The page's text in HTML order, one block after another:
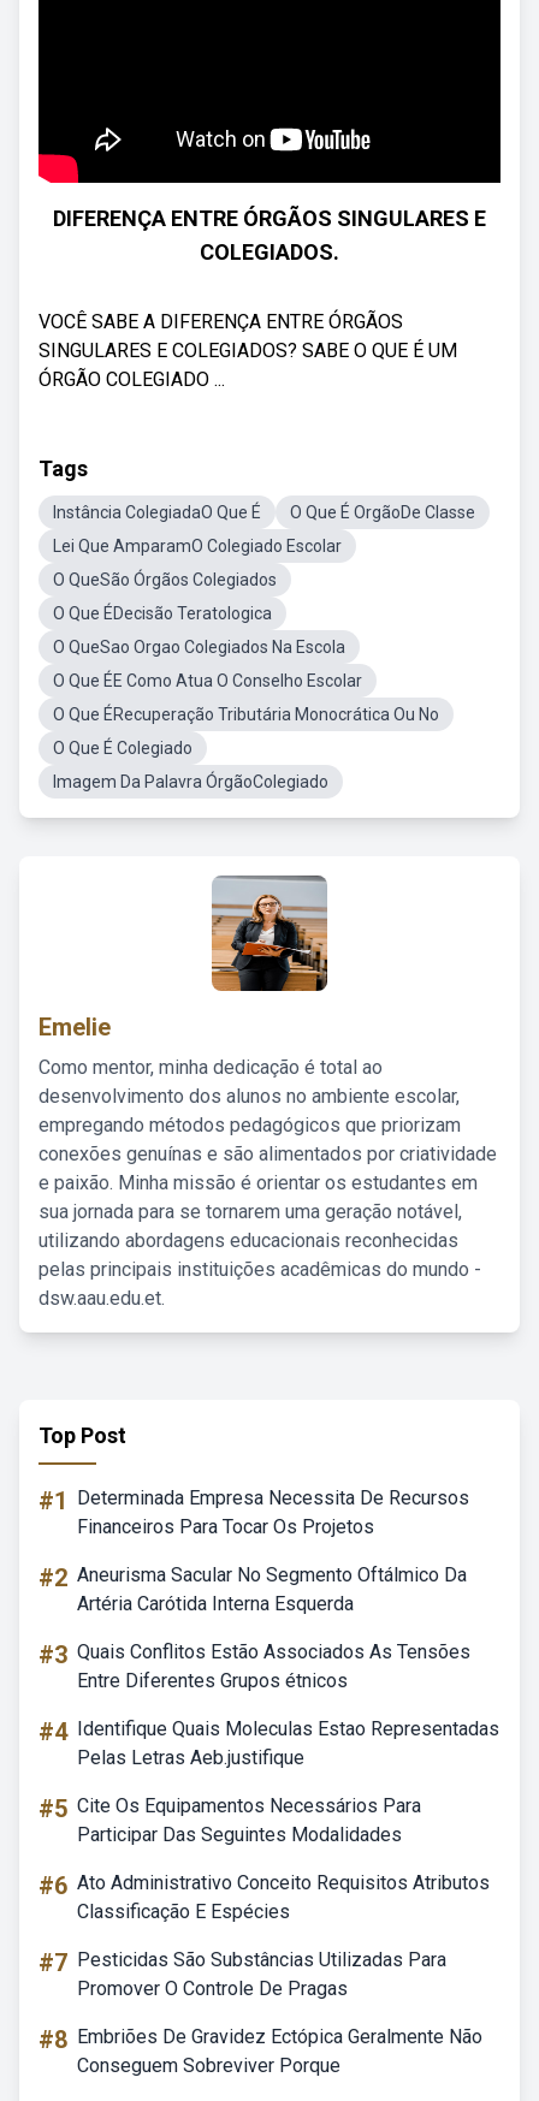
DIFERENÇA ENTRE ÓRGÃOS SINGULARES E
COLEGIADOS.
VOCÊ SABE A DIFERENÇA ENTRE ÓRGÃOS
SINGULARES E COLEGIADOS? SABE O QUE É UM
ÓRGÃO COLEGIADO ...
Tags
Instância ColegiadaO Que É
O Que É OrgãoDe Classe
Lei Que AmparamO Colegiado Escolar
O QueSão Órgãos Colegiados
O Que ÉDecisão Teratologica
O QueSao Orgao Colegiados Na Escola
O Que ÉE Como Atua O Conselho Escolar
O Que ÉRecuperação Tributária Monocrática Ou No
O Que É Colegiado
Imagem Da Palavra ÓrgãoColegiado
Emelie
Como mentor, minha dedicação é total ao
desenvolvimento dos alunos no ambiente escolar,
empregando métodos pedagógicos que priorizam
conexões genuínas e são alimentados por criatividade
e paixão. Minha missão é orientar os estudantes em
sua jornada para se tornarem uma geração notável,
utilizando abordagens educacionais reconhecidas
pelas principais instituições acadêmicas do mundo -
dsw.aau.edu.et.
Top Post
#1
Determinada Empresa Necessita De Recursos
Financeiros Para Tocar Os Projetos
#2 Aneurisma Sacular No Segmento Oftálmico Da
Artéria Carótida Interna Esquerda
#3 Quais Conflitos Estão Associados As Tensões
Entre Diferentes Grupos étnicos
#4 Identifique Quais Moleculas Estao Representadas
Pelas Letras Aeb.justifique
#5 Cite Os Equipamentos Necessários Para
Participar Das Seguintes Modalidades
#6 Ato Administrativo Conceito Requisitos Atributos
Classificação E Espécies
#7 Pesticidas São Substâncias Utilizadas Para
Promover O Controle De Pragas
#8 Embriões De Gravidez Ectópica Geralmente Não
Conseguem Sobreviver Porque